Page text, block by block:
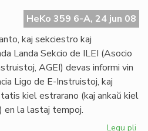
HeKo 359 6-A, 24 jun 08
kaj sekciestro kaj
Landa Sekcio de ILEI (Asocio
AGEI) devas informi vin
Ligo de E-Instruistoj, kaj
kiel estrarano (kaj ankaŭ kiel
en la lastaj tempoj.
Legu pli